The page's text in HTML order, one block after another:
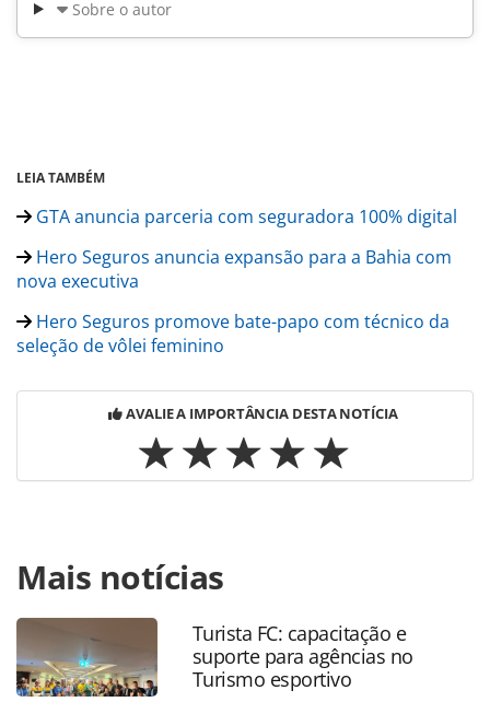
Sobre o autor
LEIA TAMBÉM
GTA anuncia parceria com seguradora 100% digital
Hero Seguros anuncia expansão para a Bahia com
nova executiva
Hero Seguros promove bate-papo com técnico da
seleção de vôlei feminino
AVALIE A IMPORTÂNCIA DESTA NOTÍCIA
https://www.panrotas.com.br/mercado/cartoes-de-
assistencia/2024/09/hero-seguros-cresce-40-no-1o-
semestre-e-fatura-r-80-milhoes_209697.html ou as
ferramentas oferecidas na página. Todo o conteúdo
produzido pela PANROTAS Editora é protegido pela
legislação brasileira sobre direito autoral. Não reproduza o
Mais notícias
Turista FC: capacitação e
suporte para agências no
Turismo esportivo